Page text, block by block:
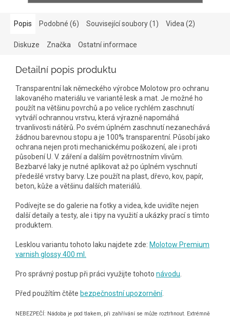
Popis Podobné (6) Související soubory (1) Videa (2)
Diskuze Značka Ostatní informace
Detailní popis produktu
Transparentní lak německého výrobce Molotow pro ochranu
lakovaného materiálu ve variantě lesk a mat. Je možné ho
použít na většinu povrchů a po velice rychlém zaschnutí
vytváří ochrannou vrstvu, která výrazně napomáhá
trvanlivosti nátěrů. Po svém úplném zaschnutí nezanechává
žádnou barevnou stopu a je 100% transparentní. Působí jako
ochrana nejen proti mechanickému poškození, ale i proti
působení U. V. záření a dalším povětrnostním vlivům.
Bezbarvé laky je nutné aplikovat až po úplném vyschnutí
předešlé vrstvy barvy. Lze použít na plast, dřevo, kov, papír,
beton, kůže a většinu dalších materiálů.
Podívejte se do galerie na fotky a videa, kde uvidíte nejen
další detaily a testy, ale i tipy na využití a ukázky prací s tímto
produktem.
Lesklou variantu tohoto laku najdete zde: Molotow Premium
varnish glossy 400 ml.
Pro správný postup při práci využijte tohoto návodu
Před použítím čtěte bezpečnostní upozornění.
NEBEZPEČÍ: Nádoba je pod tlakem, při zahřívání se může roztrhnout. Extrémně